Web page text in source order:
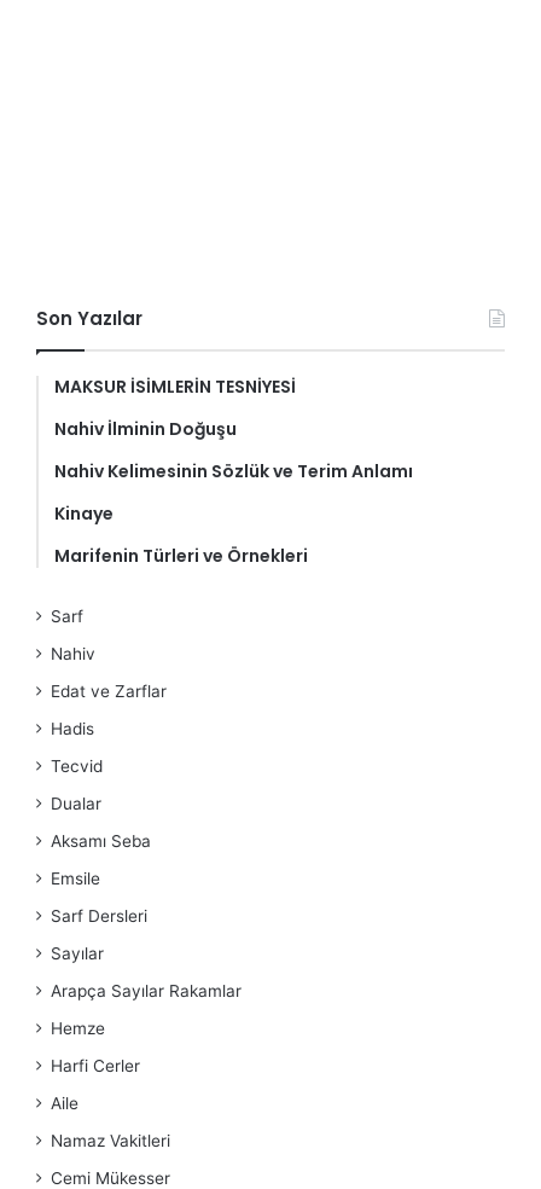
Son Yazılar
MAKSUR İSİMLERİN TESNİYESİ
Nahiv İlminin Doğuşu
Nahiv Kelimesinin Sözlük ve Terim Anlamı
Kinaye
Marifenin Türleri ve Örnekleri
Sarf
Nahiv
Edat ve Zarflar
Hadis
Tecvid
Dualar
Aksamı Seba
Emsile
Sarf Dersleri
Sayılar
Arapça Sayılar Rakamlar
Hemze
Harfi Cerler
Aile
Namaz Vakitleri
Cemi Mükesser